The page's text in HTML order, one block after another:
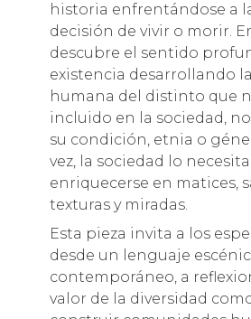
historia enfrentándose a
decisión de vivir o morir.
descubre el sentido
existencia desarrollando
humana del distinto que
incluido en la sociedad,
su condición, etnia o
vez, la sociedad lo
enriquecerse en matices,
texturas y miradas.
Esta pieza invita a los
desde un lenguaje
contemporáneo, a
valor de la diversidad